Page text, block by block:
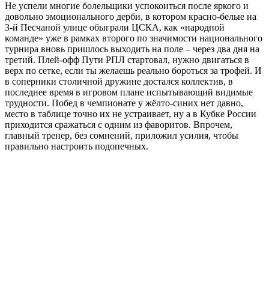
Не успели многие болельщики успокоиться после яркого и
довольно эмоционального дерби, в котором красно-белые на
3-й Песчаной улице обыграли ЦСКА, как «народной
команде» уже в рамках второго по значимости национального
турнира вновь пришлось выходить на поле – через два дня на
третий. Плей-офф Пути РПЛ стартовал, нужно двигаться в
верх по сетке, если ты желаешь реально бороться за трофей. И
в соперники столичной дружине достался коллектив, в
последнее время в игровом плане испытывающий видимые
трудности. Побед в чемпионате у жёлто-синих нет давно,
место в таблице точно их не устраивает, ну а в Кубке России
приходится сражаться с одним из фаворитов. Впрочем,
главный тренер, без сомнений, приложил усилия, чтобы
правильно настроить подопечных.